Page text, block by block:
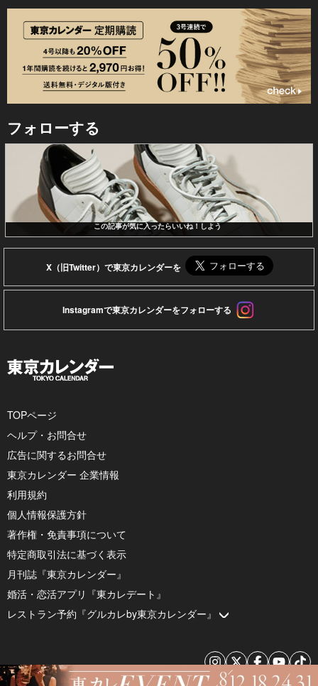
フォローする
この記事が気に入ったらいいね！しよう
X（旧Twitter）で東京カレンダーを
Instagramで東京カレンダーをフォローする
TOPページ
ヘルプ・お問合せ
広告に関するお問合せ
東京カレンダー 企業情報
利用規約
個人情報保護方針
著作権・免責事項について
特定商取引法に基づく表示
月刊誌『東京カレンダー』
婚活・恋活アプリ『東カレデート』
レストラン予約『グルカレby東京カレンダー』
© 2026 by Tokyo Calendar, Inc.